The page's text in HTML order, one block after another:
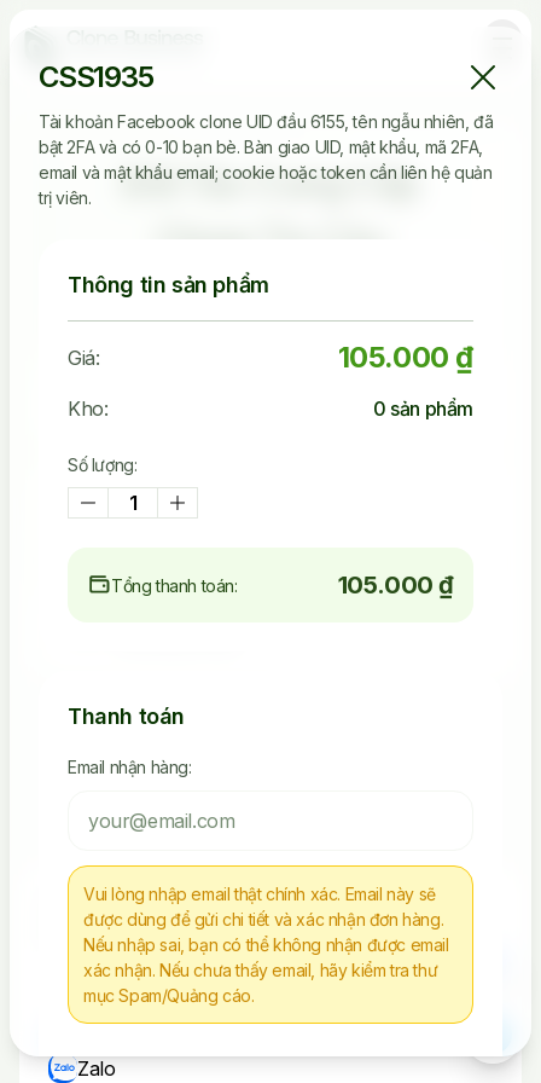
Đối Tác Cung Cấp
45.242
Khách Đã Mua
Các Sản Phẩm Via, Clone
CSS1935
Tài khoản Facebook clone UID đầu 6155, tên ngẫu nhiên, đã
bật 2FA và có 0-10 bạn bè. Bàn giao UID, mật khẩu, mã 2FA,
email và mật khẩu email; cookie hoặc token cần liên hệ quản
trị viên.
Thông tin sản phẩm
Giá: 105.000 ₫
Kho: 0 sản phẩm
Số lượng:
Tổng thanh toán: 105.000 ₫
Thanh toán
Email nhận hàng:
Vui lòng nhập email thật chính xác. Email này sẽ
được dùng để gửi chi tiết và xác nhận đơn hàng.
Nếu nhập sai, bạn có thể không nhận được email
xác nhận. Nếu chưa thấy email, hãy kiểm tra thư
mục Spam/Quảng cáo.
Tiếp Tục Mua Hàng
Chúng tôi không chịu trách nhiệm cho bất kì
hành vi nào sử dụng tài nguyên sai mục đích
Liên Hệ
Zalo